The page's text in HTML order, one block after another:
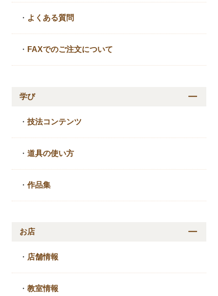
・ よくある質問
・ FAXでのご注文について
学び
・技法コンテンツ
・道具の使い方
・作品集
お店
・ 店舗情報
・教室情報